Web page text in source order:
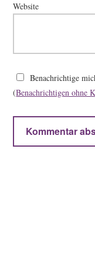
Website
Benachrichtige
(Benachrichtigen ohne